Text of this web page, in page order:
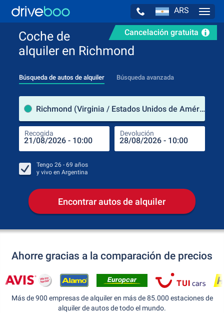
ARS
Cancelación gratuita
Coche de
alquiler en Richmond
Búsqueda de autos de alquiler Búsqueda avanzada
Richmond (Virginia / Estados Unidos de América)
Recogida Devolución
Tengo 26 - 69 años
y vivo en Argentina
Encontrar autos de alquiler
Ahorre gracias a la comparación de precios
Más de 900 empresas de alquiler en más de 85.000 estaciones de
alquiler de autos de todo el mundo.